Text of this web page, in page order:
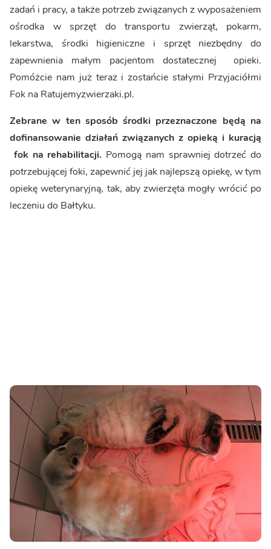
zadań i pracy, a także potrzeb związanych z wyposażeniem
ośrodka w sprzęt do transportu zwierząt, pokarm,
lekarstwa, środki higieniczne i sprzęt niezbędny do
zapewnienia małym pacjentom dostatecznej opieki.
Pomóżcie nam już teraz i zostańcie stałymi Przyjaciółmi
Fok na Ratujemyzwierzaki.pl.
Zebrane w ten sposób środki przeznaczone będą na
dofinansowanie działań związanych z opieką i kuracją
fok na rehabilitacji. Pomogą nam sprawniej dotrzeć do
potrzebującej foki, zapewnić jej jak najlepszą opiekę, w tym
opiekę weterynaryjną, tak, aby zwierzęta mogły wrócić po
leczeniu do Bałtyku.